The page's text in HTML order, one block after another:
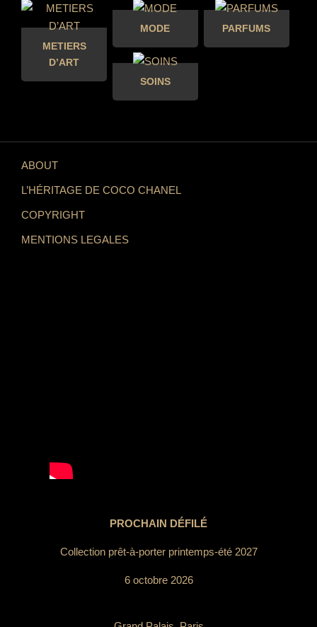
METIERS
D’ART
MODE PARFUMS
SOINS
ABOUT
L’HÉRITAGE DE COCO CHANEL
COPYRIGHT
MENTIONS LEGALES
PROCHAIN DÉFILÉ
Collection prêt-à-porter printemps-été 2027
6 octobre 2026